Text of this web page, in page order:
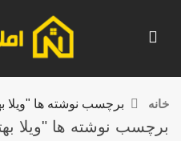
خانه برچسب نوشته ها "ویلا
برچسب نوشته ها "ویلا